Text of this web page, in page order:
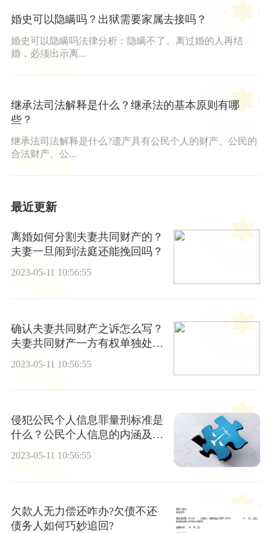
婚史可以隐瞒吗？出狱需要家属去接吗？
婚史可以隐瞒吗法律分析：隐瞒不了。离过婚的人再结
婚，必须出示离...
继承法司法解释是什么？继承法的基本原则有哪
些？
继承法司法解释是什么?遗产具有公民个人的财产、公民的
合法财产、公...
最近更新
离婚如何分割夫妻共同财产的？
夫妻一旦闹到法庭还能挽回吗？
2023-05-11 10:56:55
确认夫妻共同财产之诉怎么写？
夫妻共同财产一方有权单独处理
2023-05-11 10:56:55
侵犯公民个人信息罪量刑标准是
什么？公民个人信息的内涵及特
征是什么？
2023-05-11 10:56:55
欠款人无力偿还咋办?欠债不还
债务人如何巧妙追回?